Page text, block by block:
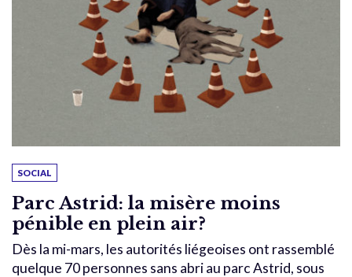
SOCIAL
Parc Astrid: la misère moins
pénible en plein air?
Dès la mi-mars, les autorités liégeoises ont rassemblé
quelque 70 personnes sans abri au parc Astrid, sous